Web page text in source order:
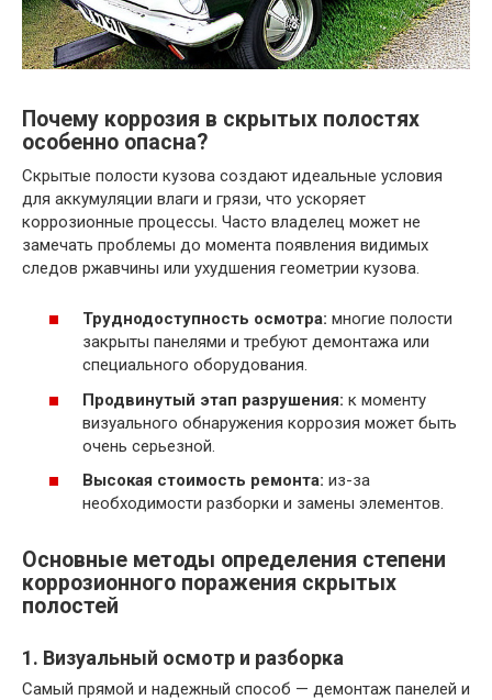
Почему коррозия в скрытых полостях
особенно опасна?
Скрытые полости кузова создают идеальные условия
для аккумуляции влаги и грязи, что ускоряет
коррозионные процессы. Часто владелец может не
замечать проблемы до момента появления видимых
следов ржавчины или ухудшения геометрии кузова.
Труднодоступность осмотра: многие полости
закрыты панелями и требуют демонтажа или
специального оборудования.
Продвинутый этап разрушения: к моменту
визуального обнаружения коррозия может быть
очень серьезной.
Высокая стоимость ремонта: из-за
необходимости разборки и замены элементов.
Основные методы определения степени
коррозионного поражения скрытых
полостей
1. Визуальный осмотр и разборка
Самый прямой и надежный способ — демонтаж панелей и